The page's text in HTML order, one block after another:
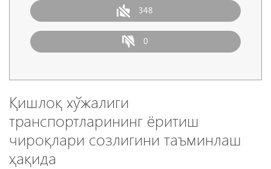
348
0
Қишлоқ хўжалиги
транспортларининг ёритиш
чироқлари созлигини таъминлаш
ҳақида